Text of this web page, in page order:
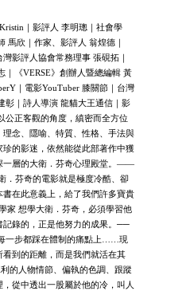
｜影評人 李明璁｜社會學
馬欣｜作家、影評人 翁煌德｜
影評人協會常務理事 張硯拓｜
｜《VERSE》創辦人暨總編輯 黃
｜電影YouTuber 膝關節｜台灣
彰｜詩人導演 龍貓大王通信｜影
公正客觀的角度，縝密而全方位
念、隱喻、特質、性格、手法與
的影迷，依然能從此部著作中獲
一層的大衛．芬奇心理殿堂。——
．芬奇的電影就是極度冷酷、卻
在此意義上，給了我們許多寶貴
家 想學大衛．芬奇，必須學習他
記錄的，正是他努力的成果。──
一步都踩在體制的痛點上……現
到的距離，而是我們就活在其
的人物情節、偏執的色調、跟蹤
從中透出一股屬於他的冷，叫人